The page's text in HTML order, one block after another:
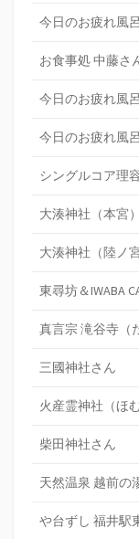
今日のお疲れ風
お食事処 中藤さ
今日のお疲れ風
今日のお疲れ風
シングルコア理
大湊神社（本宮
大湊神社（陸ノ
東尋坊＆IWABA
真言宗 滝谷寺（
三國神社さん
火産霊神社（ほ
柴田神社さん
天然温泉 越前の
や台ずし 福井駅